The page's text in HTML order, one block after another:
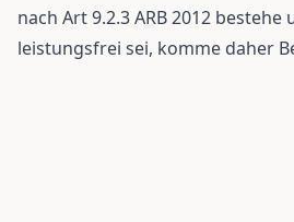
nach Art 9.2.3 ARB 2012
leistungsfrei sei, komme daher